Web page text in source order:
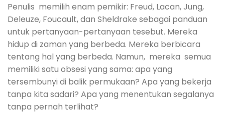
Penulis memilih enam pemikir: Freud, Lacan, Jung,
Deleuze, Foucault, dan Sheldrake sebagai panduan
untuk pertanyaan-pertanyaan tesebut. Mereka
hidup di zaman yang berbeda. Mereka berbicara
tentang hal yang berbeda. Namun, mereka semua
memiliki satu obsesi yang sama: apa yang
tersembunyi di balik permukaan? Apa yang bekerja
tanpa kita sadari? Apa yang menentukan segalanya
tanpa pernah terlihat?